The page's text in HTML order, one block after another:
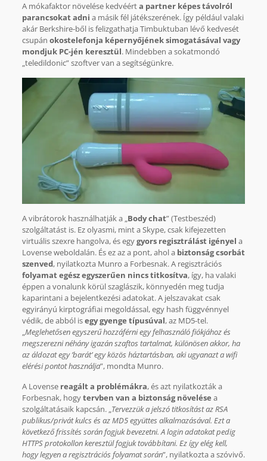
A mókafaktor növelése kedvéérta partner képes távolról
parancsokat adni a másik fél játékszerének. Így például valaki
akár Berkshire-ből is felizgathatja Timbuktuban lévő kedvesét
csupán okostelefonja képernyőjének simogatásával vagy
mondjuk PC-jén keresztül. Mindebben a sokatmondó
„teledildonic” szoftver van a segítségünkre.
A vibrátorok használhatják a „Body chat” (Testbeszéd)
szolgáltatást is. Ez olyasmi, mint a Skype, csak kifejezetten
virtuális szexre hangolva, és egygyors regisztrálást igényel a
Lovense weboldalán. És ez az a pont, ahol a biztonság csorbát
szenved, nyilatkozta Munro a Forbesnak. A regisztrációs
folyamat egész egyszerűen nincs titkosítva, így, ha valaki
éppen a vonalunk körül szaglászik, könnyedén meg tudja
kaparintani a bejelentkezési adatokat. A jelszavakat csak
egyirányú kirptográfiai megoldással, egy hash függvénnyel
védik, de abból isegy gyenge típusúval, az MD5-tel.
„Meglehetősen egyszerű hozzáférni egy felhasználó fiókjához és
megszerezni néhány igazán szaftos tartalmat, különösen akkor, ha
az áldozat egy ’barát’ egy közös háztartásban, aki ugyanazt a wifi
elérési pontot használja”, mondta Munro.
A Lovense reagált a problémákra, és azt nyilatkozták a
Forbesnak, hogytervben van a biztonság növelése a
szolgáltatásaik kapcsán. „Tervezzük a jelszó titkosítást az RSA
publikus/privát kulcs és az MD5 együttes alkalmazásával. Ezt a
következő frissítés során fogjuk bevezetni. A login adatokat pedig
HTTPS protokollon keresztül fogjuk továbbítani. Ez így elég kell,
hogy legyen a regisztrációs folyamat során”, nyilatkozta a szóvivő.